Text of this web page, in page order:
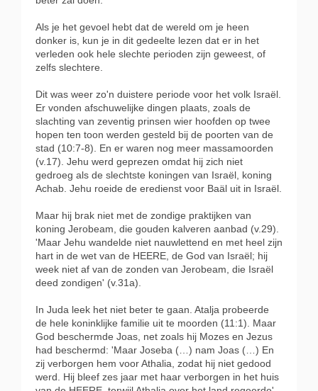
Als je het gevoel hebt dat de wereld om je heen
donker is, kun je in dit gedeelte lezen dat er in het
verleden ook hele slechte perioden zijn geweest, of
zelfs slechtere.
Dit was weer zo'n duistere periode voor het volk Israël.
Er vonden afschuwelijke dingen plaats, zoals de
slachting van zeventig prinsen wier hoofden op twee
hopen ten toon werden gesteld bij de poorten van de
stad (10:7-8). En er waren nog meer massamoorden
(v.17). Jehu werd geprezen omdat hij zich niet
gedroeg als de slechtste koningen van Israël, koning
Achab. Jehu roeide de eredienst voor Baäl uit in Israël.
Maar hij brak niet met de zondige praktijken van
koning Jerobeam, die gouden kalveren aanbad (v.29).
'Maar Jehu wandelde niet nauwlettend en met heel zijn
hart in de wet van de HEERE, de God van Israël; hij
week niet af van de zonden van Jerobeam, die Israël
deed zondigen' (v.31a).
In Juda leek het niet beter te gaan. Atalja probeerde
de hele koninklijke familie uit te moorden (11:1). Maar
God beschermde Joas, net zoals hij Mozes en Jezus
had beschermd: 'Maar Joseba (…) nam Joas (…) En
zij verborgen hem voor Athalia, zodat hij niet gedood
werd. Hij bleef zes jaar met haar verborgen in het huis